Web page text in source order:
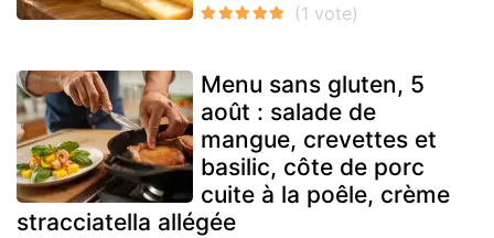
Menu sans gluten, 5
août : salade de
mangue, crevettes et
basilic, côte de porc
cuite à la poêle, crème
stracciatella allégée